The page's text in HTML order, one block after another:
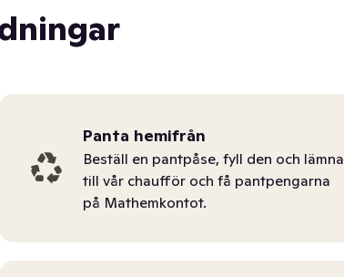
Panta hemifrån
Beställ en pantpåse, fyll den och lämna
till vår chaufför och få pantpengarna
på Mathemkontot.